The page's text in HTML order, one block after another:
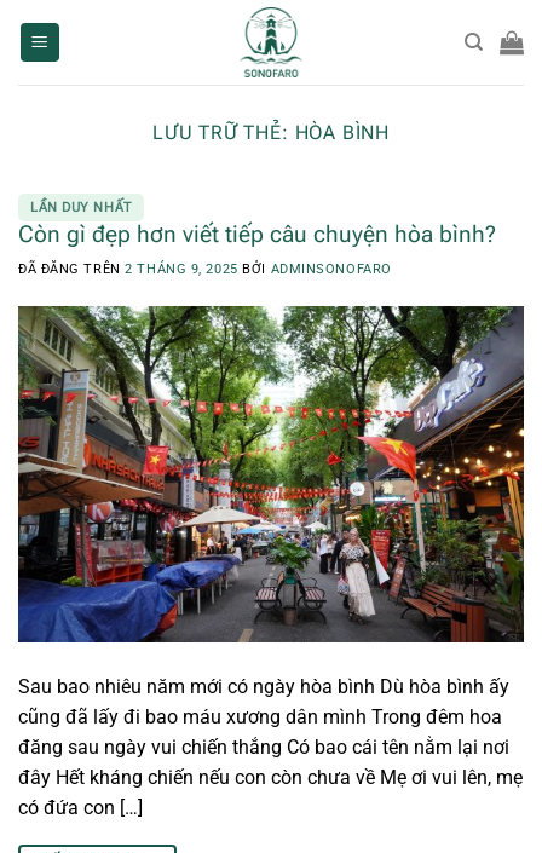
LƯU TRỮ THẺ: HÒA BÌNH
LẦN DUY NHẤT
Còn gì đẹp hơn viết tiếp câu chuyện hòa bình?
ĐÃ ĐĂNG TRÊN2 THÁNG 9, 2025 BỞI ADMINSONOFARO
Sau bao nhiêu năm mới có ngày hòa bình Dù hòa bình ấy
cũng đã lấy đi bao máu xương dân mình Trong đêm hoa
đăng sau ngày vui chiến thắng Có bao cái tên nằm lại nơi
đây Hết kháng chiến nếu con còn chưa về Mẹ ơi vui lên, mẹ
có đứa con […]